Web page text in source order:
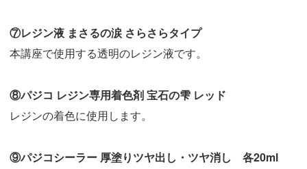
⑦レジン液 まさるの涙 さらさらタイプ
本講座で使用する透明のレジン液です。
⑧パジコ レジン専用着色剤 宝石の雫 レッド
レジンの着色に使用します。
⑨パジコシーラー 厚塗りツヤ出し・ツヤ消し 各20ml